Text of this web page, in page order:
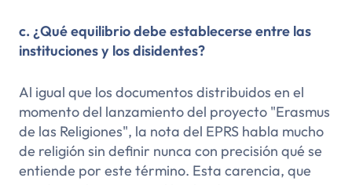
c. ¿Qué equilibrio debe establecerse entre las
instituciones y los disidentes?
Al igual que los documentos distribuidos en el
momento del lanzamiento del proyecto "Erasmus
de las Religiones", la nota del EPRS habla mucho
de religión sin definir nunca con precisión qué se
entiende por este término. Esta carencia, que